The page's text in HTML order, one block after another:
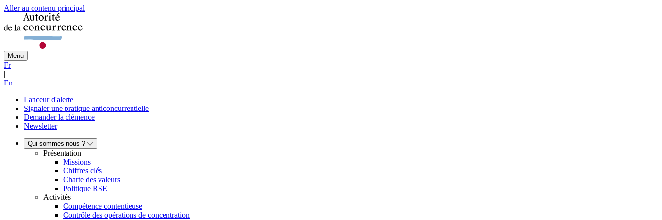
Aller au contenu principal
Menu
Fr
|
En
Lanceur d'alerte
Signaler une pratique anticoncurrentielle
Demander la clémence
Newsletter
Qui sommes nous ?
Présentation
Missions
Chiffres clés
Charte des valeurs
Politique RSE
Activités
Compétence contentieuse
Contrôle des opérations de concentration